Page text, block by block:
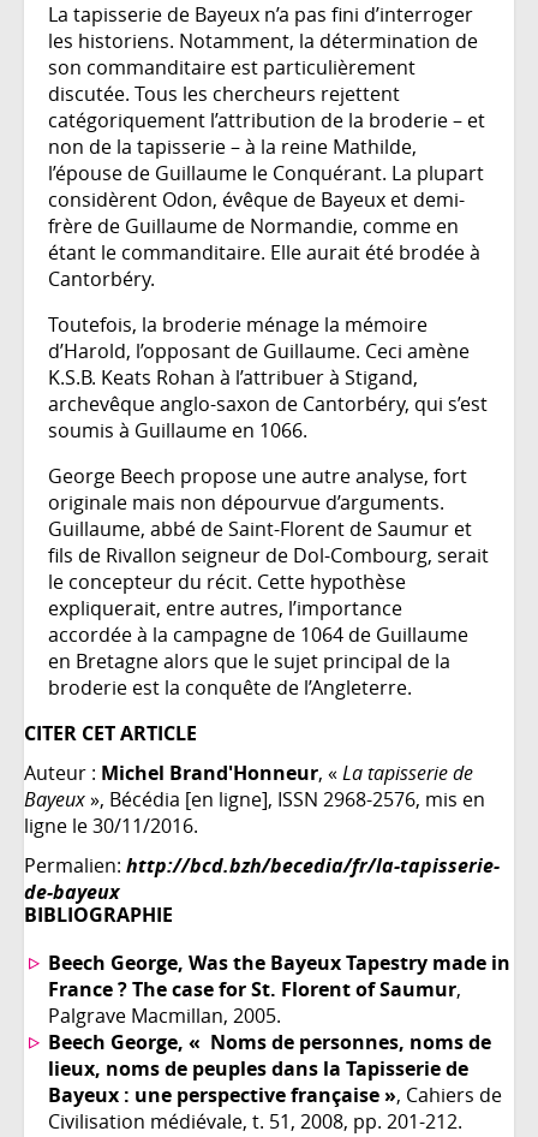
La tapisserie de Bayeux n’a pas fini d’interroger
les historiens. Notamment, la détermination de
son commanditaire est particulièrement
discutée. Tous les chercheurs rejettent
catégoriquement l’attribution de la broderie – et
non de la tapisserie – à la reine Mathilde,
l’épouse de Guillaume le Conquérant. La plupart
considèrent Odon, évêque de Bayeux et demi-
frère de Guillaume de Normandie, comme en
étant le commanditaire. Elle aurait été brodée à
Cantorbéry.
Toutefois, la broderie ménage la mémoire
d’Harold, l’opposant de Guillaume. Ceci amène
K.S.B. Keats Rohan à l’attribuer à Stigand,
archevêque anglo-saxon de Cantorbéry, qui s’est
soumis à Guillaume en 1066.
George Beech propose une autre analyse, fort
originale mais non dépourvue d’arguments.
Guillaume, abbé de Saint-Florent de Saumur et
fils de Rivallon seigneur de Dol-Combourg, serait
le concepteur du récit. Cette hypothèse
expliquerait, entre autres, l’importance
accordée à la campagne de 1064 de Guillaume
en Bretagne alors que le sujet principal de la
broderie est la conquête de l’Angleterre.
CITER CET ARTICLE
Auteur : Michel Brand'Honneur, «La tapisserie de
Bayeux», Bécédia [en ligne], ISSN 2968-2576, mis en
ligne le 30/11/2016.
Permalien: http://bcd.bzh/becedia/fr/la-tapisserie-
de-bayeux
BIBLIOGRAPHIE
Beech George, Was the Bayeux Tapestry made in
France ? The case for St. Florent of Saumur,
Palgrave Macmillan, 2005.
Beech George, « Noms de personnes, noms de
lieux, noms de peuples dans la Tapisserie de
Bayeux : une perspective française », Cahiers de
Civilisation médiévale, t. 51, 2008, pp. 201-212.